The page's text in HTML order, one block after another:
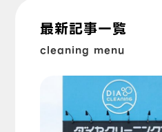
最新記事一覧
cleaning menu